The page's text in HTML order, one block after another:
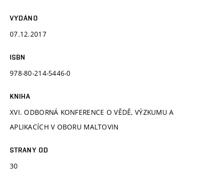
VYDÁNO
07.12.2017
ISBN
978-80-214-5446-0
KNIHA
XVI. ODBORNÁ KONFERENCE O VĚDĚ, VÝZKUMU A
APLIKACÍCH V OBORU MALTOVIN
STRANY OD
30